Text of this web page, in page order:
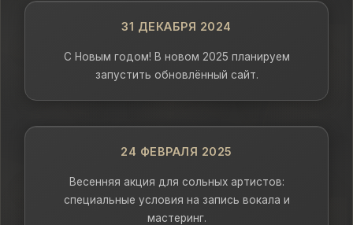
31 ДЕКАБРЯ 2024
С Новым годом! В новом 2025 планируем
запустить обновлённый сайт.
24 ФЕВРАЛЯ 2025
Весенняя акция для сольных артистов:
специальные условия на запись вокала и
мастеринг.